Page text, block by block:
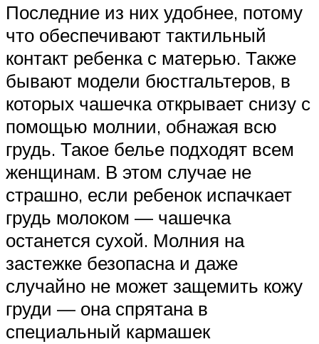
Последние из них удобнее, потому
что обеспечивают тактильный
контакт ребенка с матерью. Также
бывают модели бюстгальтеров, в
которых чашечка открывает снизу с
помощью молнии, обнажая всю
грудь. Такое белье подходят всем
женщинам. В этом случае не
страшно, если ребенок испачкает
грудь молоком — чашечка
останется сухой. Молния на
застежке безопасна и даже
случайно не может защемить кожу
груди — она спрятана в
специальный кармашек